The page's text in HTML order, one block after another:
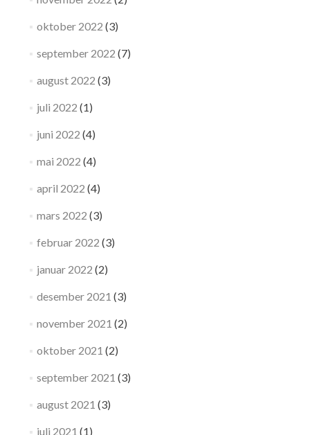
oktober 2022 (3)
september 2022 (7)
august 2022 (3)
juli 2022 (1)
juni 2022 (4)
mai 2022 (4)
april 2022 (4)
mars 2022 (3)
februar 2022 (3)
januar 2022 (2)
desember 2021 (3)
november 2021 (2)
oktober 2021 (2)
september 2021 (3)
august 2021 (3)
juli 2021 (1)